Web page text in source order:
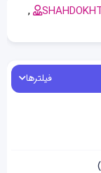
فیلترها